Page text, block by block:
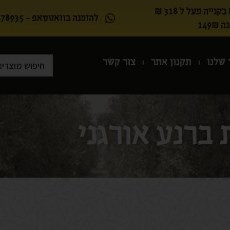
מעל ל 318 ₪
להזמנה בוואטסאפ - 050-5678935
שלנו תקנון אתר צור קשר
ברנע אורגני